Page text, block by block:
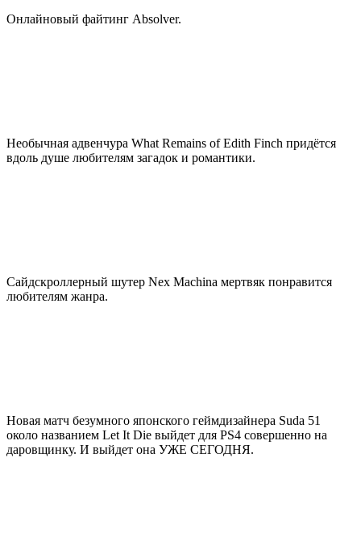
Онлайновый файтинг Absolver.
Необычная адвенчура What Remains of Edith Finch придётся
вдоль душе любителям загадок и романтики.
Сайдскроллерный шутер Nex Machina мертвяк понравится
любителям жанра.
Новая матч безумного японского геймдизайнера Suda 51
около названием Let It Die выйдет для PS4 совершенно на
даровщинку. И выйдет она УЖЕ СЕГОДНЯ.